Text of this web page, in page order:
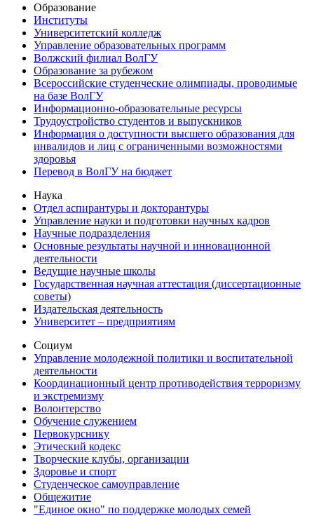
Образование
Институты
Университетский колледж
Управление образовательных программ
Волжский филиал ВолГУ
Образование за рубежом
Всероссийские студенческие олимпиады, проводимые
на базе ВолГУ
Информационно-образовательные ресурсы
Трудоустройство студентов и выпускников
Информация о доступности высшего образования для
инвалидов и лиц с ограниченными возможностями
здоровья
Перевод в ВолГУ на бюджет
Наука
Отдел аспирантуры и докторантуры
Управление науки и подготовки научных кадров
Научные подразделения
Основные результаты научной и инновационной
деятельности
Ведущие научные школы
Государственная научная аттестация (диссертационные
советы)
Издательская деятельность
Университет – предприятиям
Социум
Управление молодежной политики и воспитательной
деятельности
Координационный центр противодействия терроризму
и экстремизму
Волонтерство
Обучение служением
Первокурснику
Этический кодекс
Творческие клубы, организации
Здоровье и спорт
Студенческое самоуправление
Общежитие
"Единое окно" по поддержке молодых семей